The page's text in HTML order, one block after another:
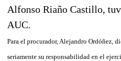
Alfonso Riaño Castillo,
AUC.
Para el procurador, Alejandro Ordóñez,
seriamente su responsabilidad en el